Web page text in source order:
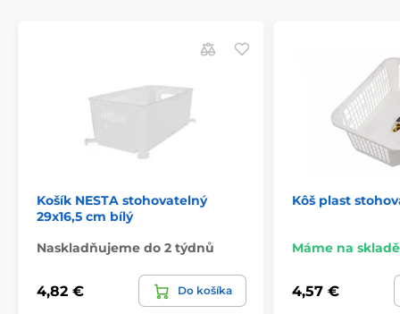
Košík NESTA stohovatelný
29x16,5 cm bílý
Naskladňujeme do 2 týdnů
4,82 € Do košíka
Kôš plast
Máme na skladě
4,57 €